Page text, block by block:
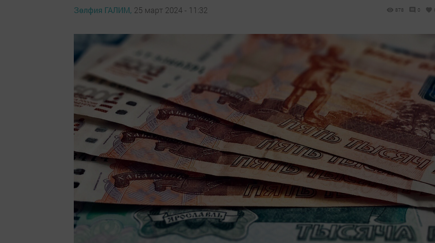
Зөлфия ГАЛИМ, 25 март 2024 - 11:32 878 0